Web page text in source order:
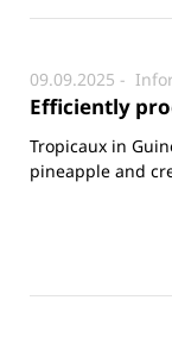
09.09.2025 -
Efficiently
Tropicaux in
pineapple and